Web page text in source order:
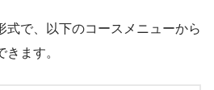
式で、以下のコースメニューから
ます。